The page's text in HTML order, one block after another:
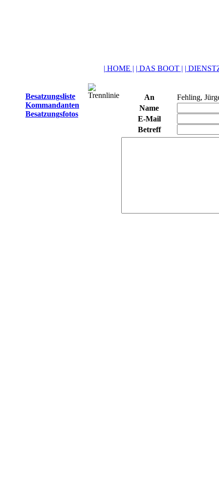
| HOME | | DAS BOOT | |
Besatzungsliste
Kommandanten
Besatzungsfotos
An
Fehling,
Name
E-Mail
Betreff